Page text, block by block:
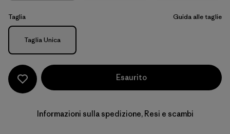
Taglia Guida alle taglie
Taglia
Taglia Unica
Esaurito
Informazioni sulla spedizione, Resi e scambi